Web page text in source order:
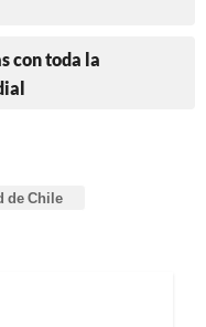
con toda la
de Chile